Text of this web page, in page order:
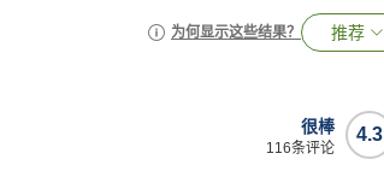
为何显示这些结果？ 推荐
4.3
很棒
116条评论